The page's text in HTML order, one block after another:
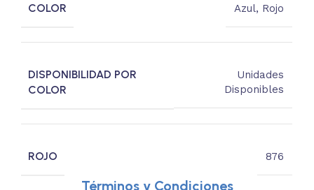
COLOR Azul, Rojo
DISPONIBILIDAD POR
COLOR
Unidades
Disponibles
ROJO 876
Términos y Condiciones